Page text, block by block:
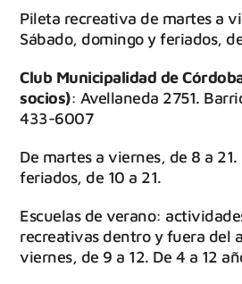
Pileta recreativa de martes a
Sábado, domingo y feriados,
Club Municipalidad de
socios): Avellaneda 2751.
433-6007
De martes a viernes, de 8 a
feriados, de 10 a 21.
Escuelas de verano:
recreativas dentro y fuera del
viernes, de 9 a 12. De 4 a 12